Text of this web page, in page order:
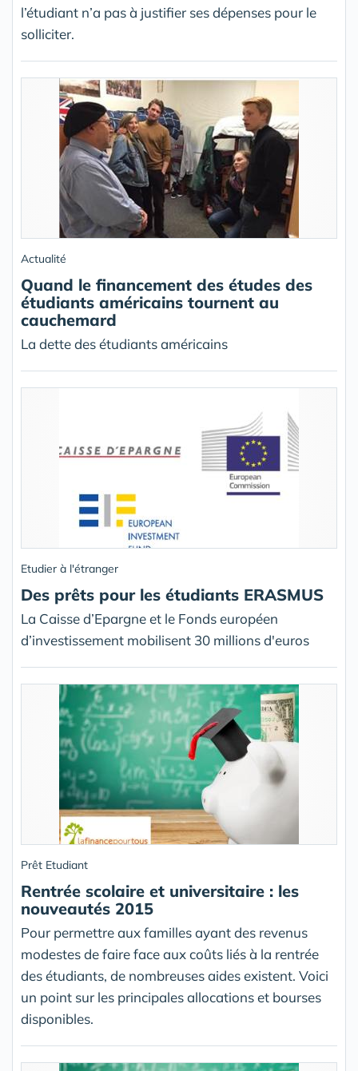
l’étudiant n’a pas à justifier ses dépenses pour le
solliciter.
Actualité
Quand le financement des études des
étudiants américains tournent au
cauchemard
La dette des étudiants américains
Etudier à l'étranger
Des prêts pour les étudiants ERASMUS
La Caisse d’Epargne et le Fonds européen
d’investissement mobilisent 30 millions d'euros
Prêt Etudiant
Rentrée scolaire et universitaire : les
nouveautés 2015
Pour permettre aux familles ayant des revenus
modestes de faire face aux coûts liés à la rentrée
des étudiants, de nombreuses aides existent. Voici
un point sur les principales allocations et bourses
disponibles.